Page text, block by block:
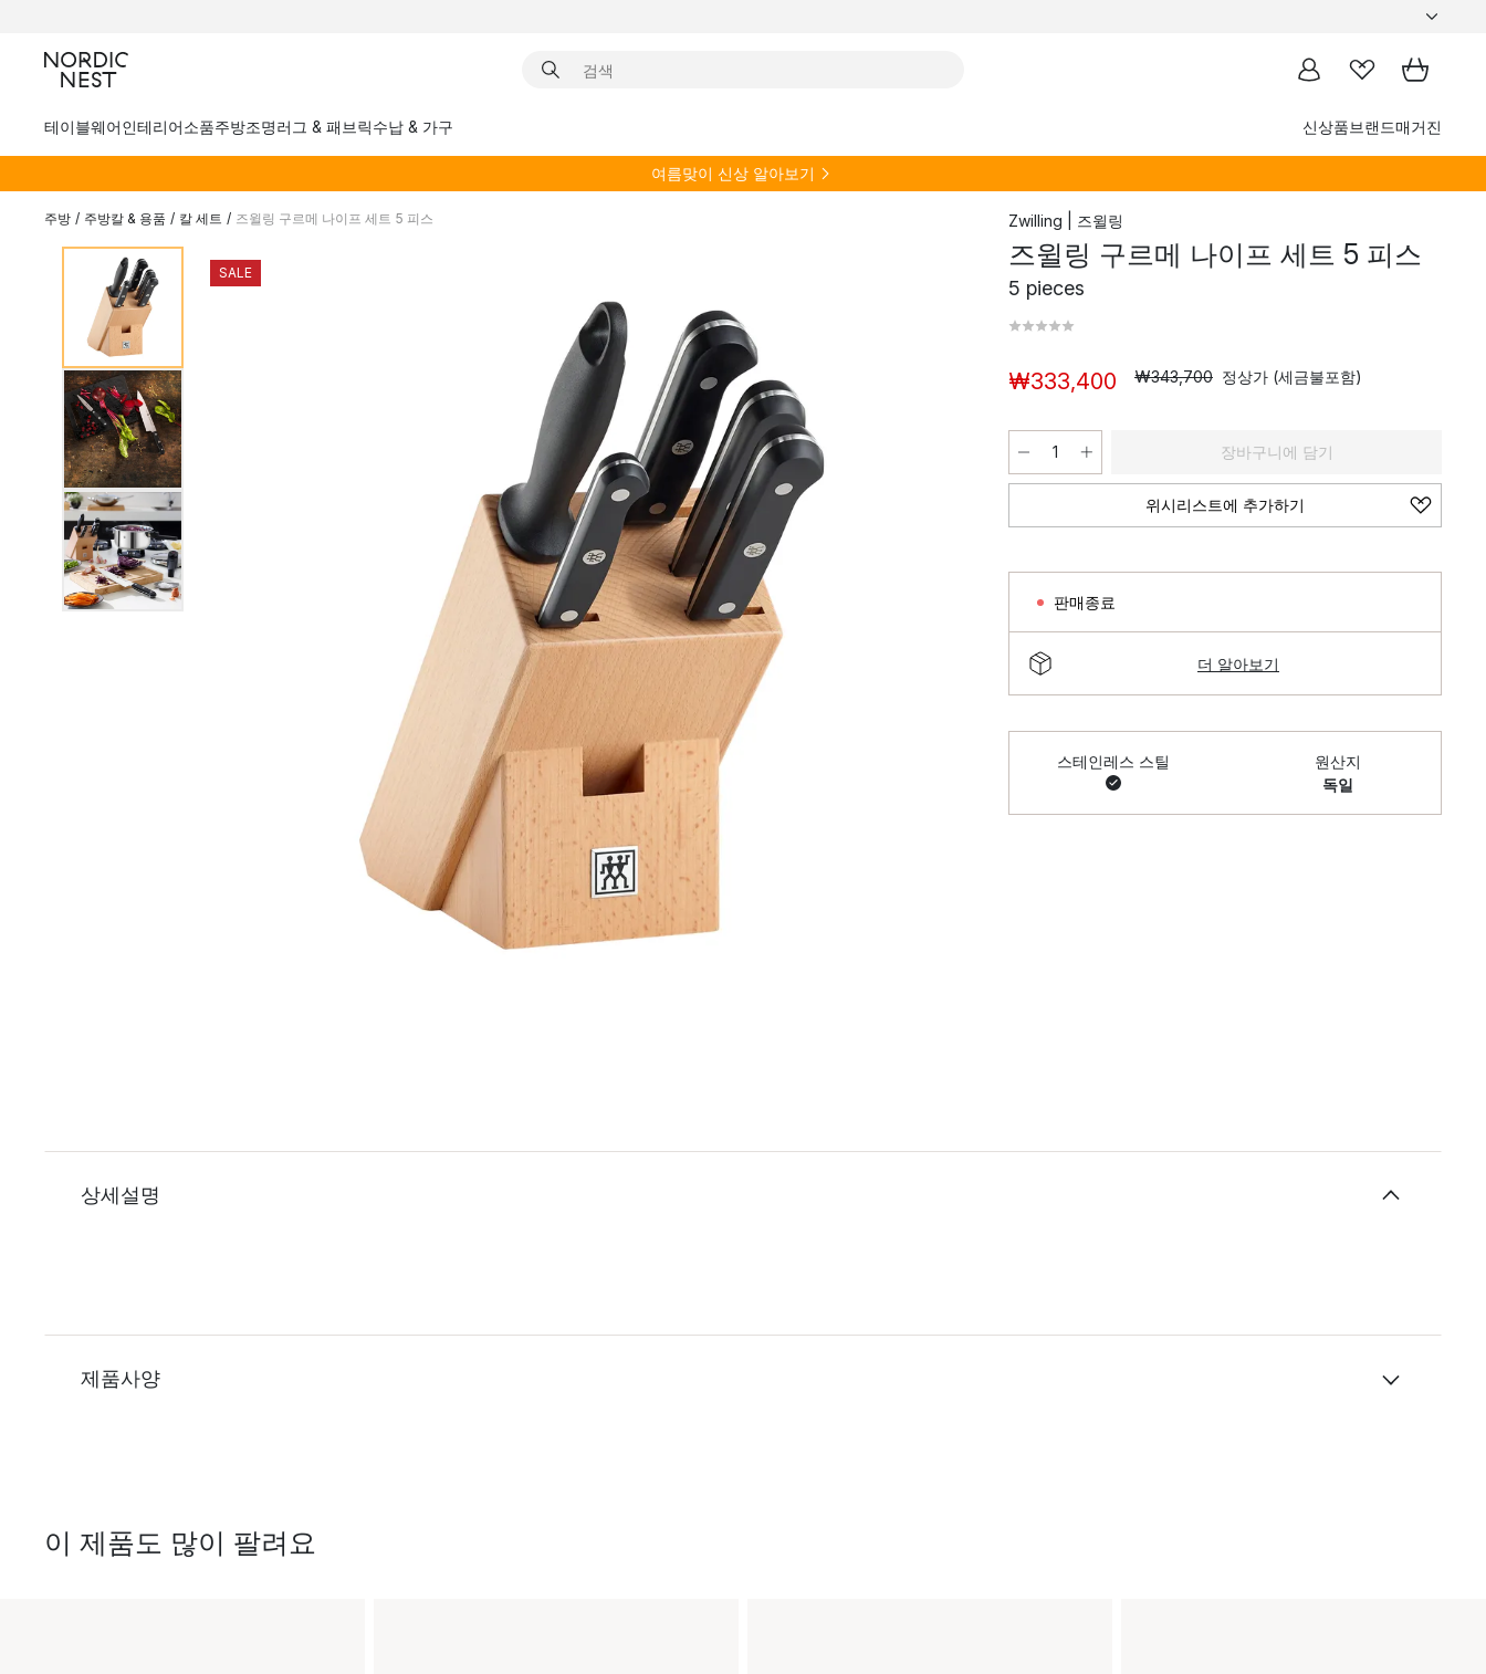
테이블웨어인테리어소품주방조명러그 & 패브릭수납 & 가구 신상품브랜드매거진
여름맞이 신상 알아보기
주방 / 주방칼 & 용품 / 칼 세트 / 즈윌링 구르메 나이프 세트 5 피스
SALE
Zwilling | 즈윌링
즈윌링 구르메 나이프 세트 5 피스
5 pieces
₩333,400 ₩343,700 정상가 (세금불포함)
장바구니에 담기
위시리스트에 추가하기
판매종료
더 알아보기
스테인레스 스틸
원산지
독일
상세설명
제품사양
이 제품도 많이 팔려요